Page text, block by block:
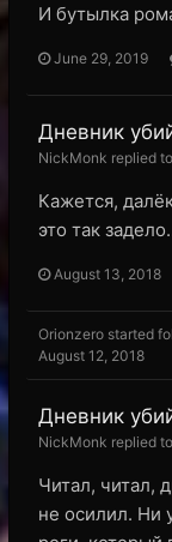
И бутылка
June 29, 2019
Дневник
NickMonk replied
Кажется,
это так
August 13, 2018
Orionzero started
August 12, 2018
Дневник
NickMonk replied
Читал, читал,
не осилил. Ни